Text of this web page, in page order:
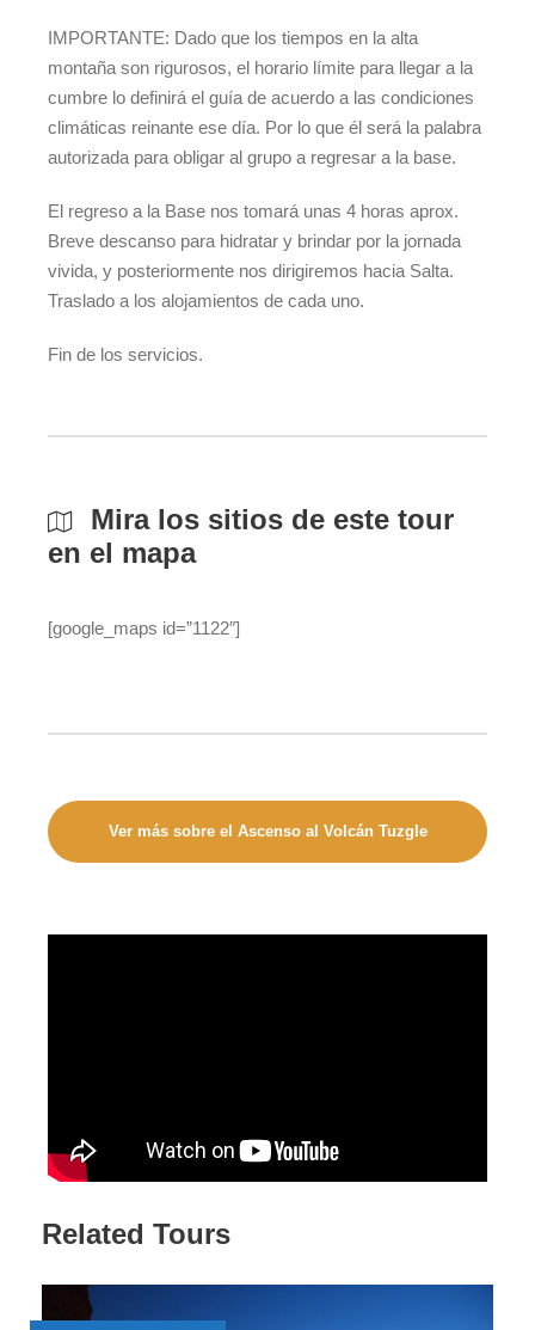
IMPORTANTE: Dado que los tiempos en la alta
montaña son rigurosos, el horario límite para llegar a la
cumbre lo definirá el guía de acuerdo a las condiciones
climáticas reinante ese día. Por lo que él será la palabra
autorizada para obligar al grupo a regresar a la base.
El regreso a la Base nos tomará unas 4 horas aprox.
Breve descanso para hidratar y brindar por la jornada
vivida, y posteriormente nos dirigiremos hacia Salta.
Traslado a los alojamientos de cada uno.
Fin de los servicios.
Mira los sitios de este tour
en el mapa
[google_maps id=”1122″]
Ver más sobre el Ascenso al Volcán Tuzgle
Related Tours